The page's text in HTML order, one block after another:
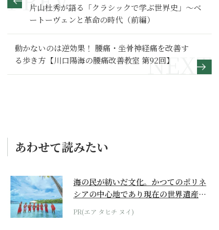
片山杜秀が語る「クラシックで学ぶ世界史」～ベ
ートーヴェンと革命の時代（前編）
動かないのは逆効果！ 腰痛・坐骨神経痛を改善す
る歩き方【川口陽海の腰痛改善教室 第92回】
あわせて読みたい
海の民が紡いだ文化。かつてのポリネ
シアの中心地であり現在の世界遺産か
らみえてくる...
PR(エア タヒチ ヌイ)